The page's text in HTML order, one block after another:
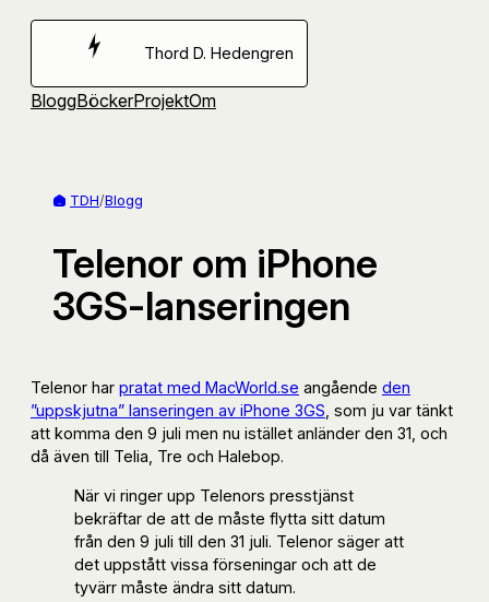
Hoppa
Thord D. Hedengren
BloggBöckerProjektOm
TDH/Blogg
Telenor om iPhone
3GS-lanseringen
Telenor har pratat med MacWorld.se angående den
”uppskjutna” lanseringen av iPhone 3GS , som ju var tänkt
att komma den 9 juli men nu istället anländer den 31, och
då även till Telia, Tre och Halebop.
När vi ringer upp Telenors presstjänst
bekräftar de att de måste flytta sitt datum
från den 9 juli till den 31 juli. Telenor säger att
det uppstått vissa förseningar och att de
tyvärr måste ändra sitt datum.